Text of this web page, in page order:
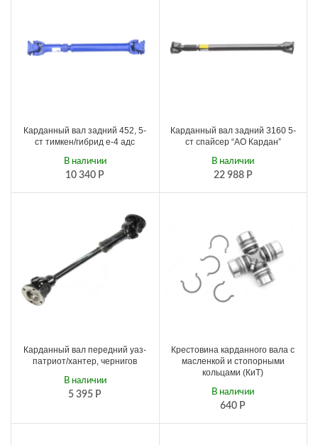
Карданный вал задний 452, 5-
ст тимкен/гибрид е-4 адс
10 340 Р
В наличии
Карданный вал задний 3160 5-
ст спайсер “АО Кардан”
22 988 Р
В наличии
Карданный вал передний уаз-
патриот/хантер, чернигов
5 395 Р
В наличии
Крестовина карданного вала с
масленкой и стопорными
кольцами (КиТ)
640 Р
В наличии